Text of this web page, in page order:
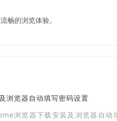
畅的浏览体验。
浏览器自动填写密码设置
浏览器下载安装及浏览器自动